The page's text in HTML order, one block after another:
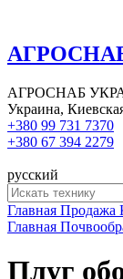
АГРОСНАБ
Украина,
+380 99 731 7370
+380 67 394 2279
русский
Главная Продажа
Главная
Плуг